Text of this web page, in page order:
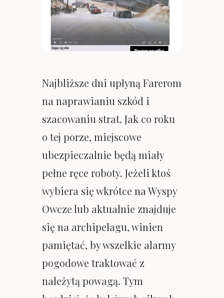
Najbliższe dni upłyną Farerom
na naprawianiu szkód i
szacowaniu strat. Jak co roku
o tej porze, miejscowe
ubezpieczalnie będą miały
pełne ręce roboty. Jeżeli ktoś
wybiera się wkrótce na Wyspy
Owcze lub aktualnie znajduje
się na archipelagu, winien
pamiętać, by wszelkie alarmy
pogodowe traktować z
należytą powagą. Tym